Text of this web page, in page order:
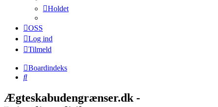
Holdet
OSS
Log ind
Tilmeld
Boardindeks
Søg
Ægteskabudengrænser.dk -